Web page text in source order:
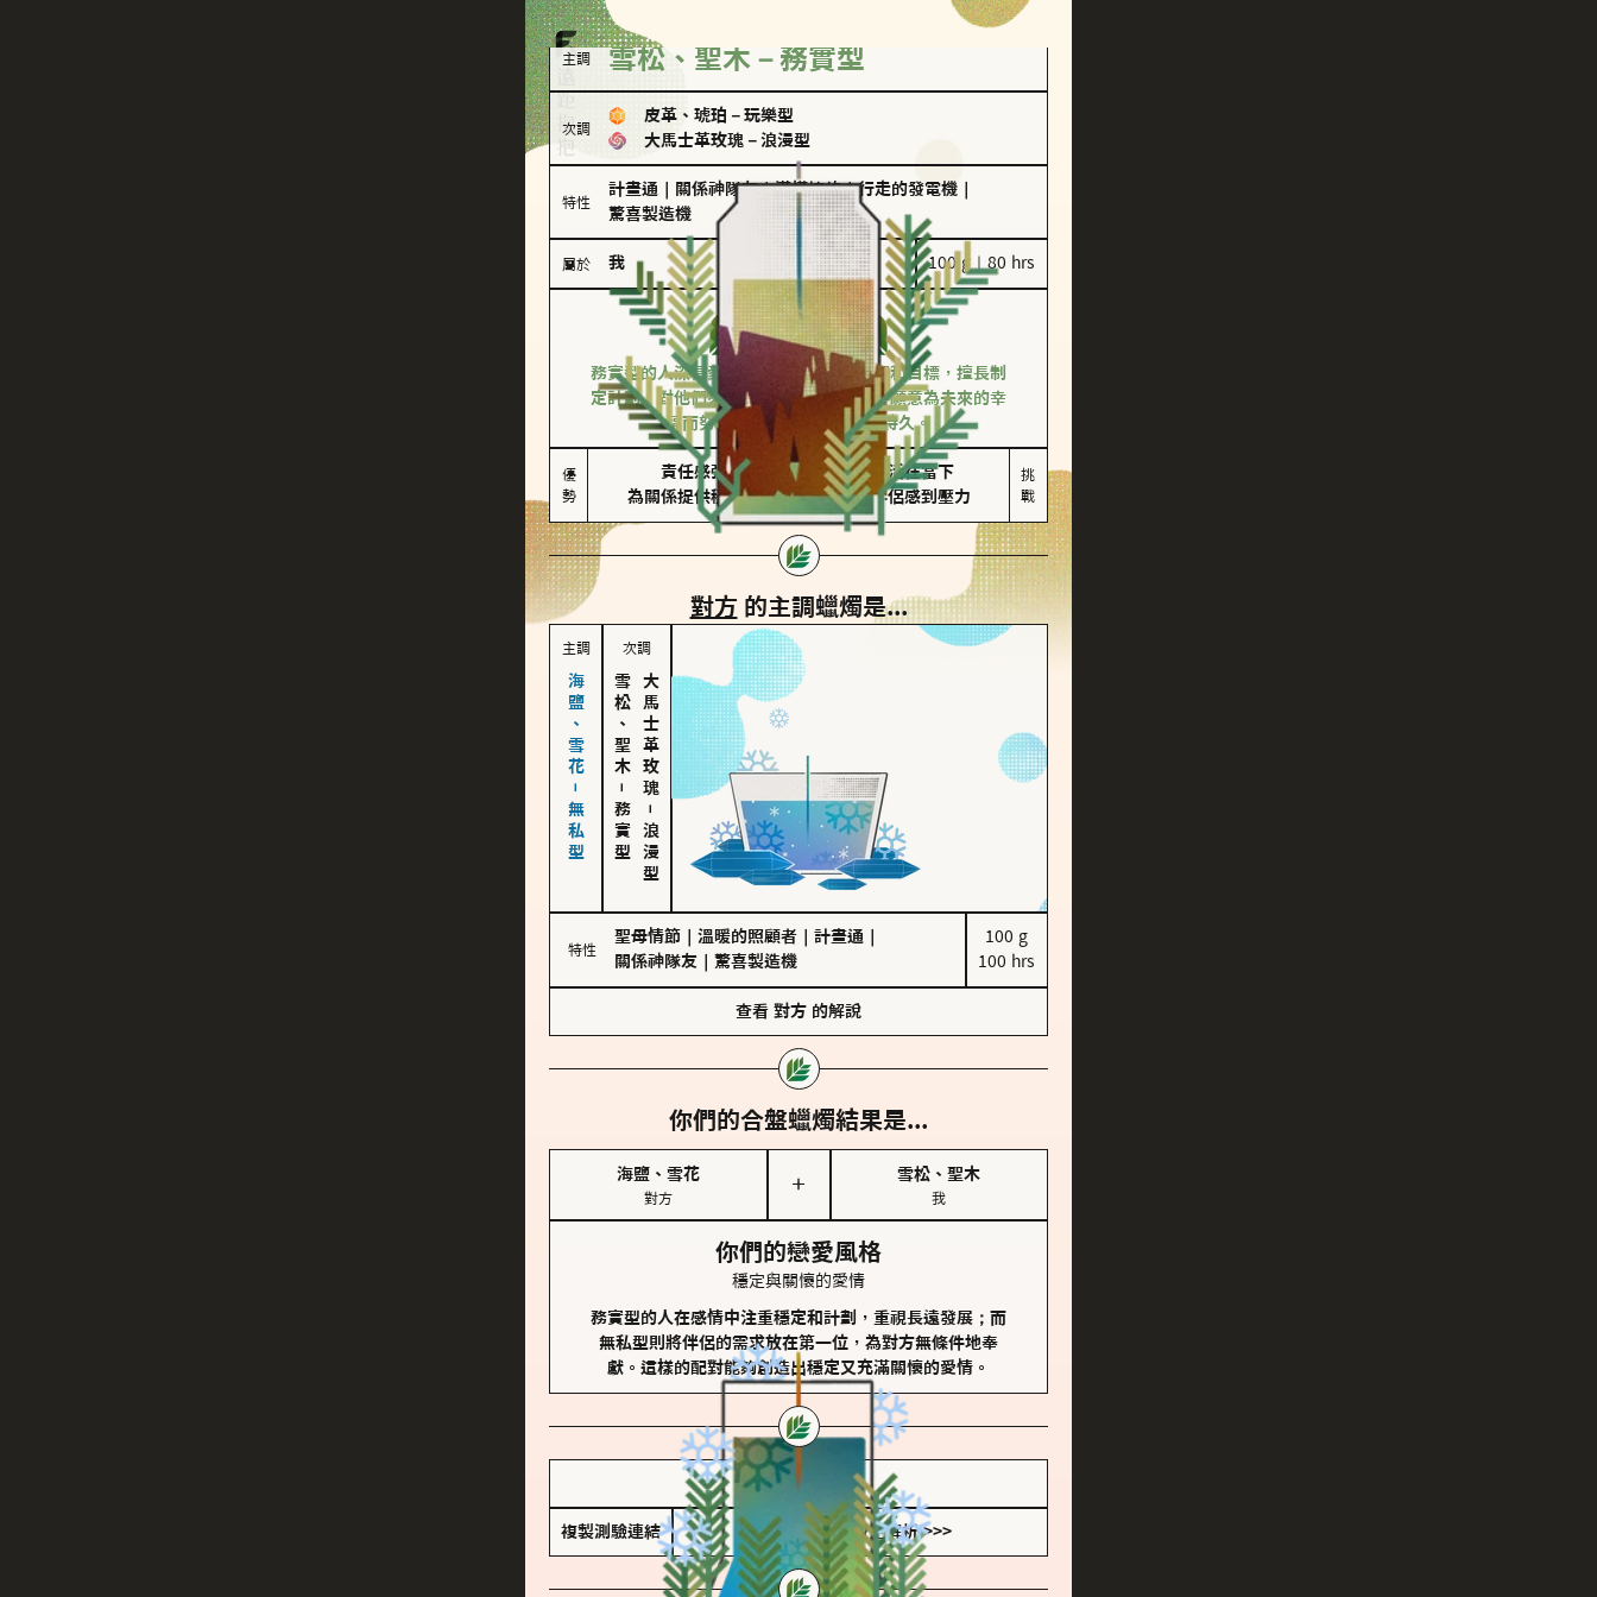
主調 雪松、聖木－務實型
次調
皮革、琥珀 － 玩樂型
大馬士革玫瑰 － 浪漫型
特性
計畫通 關係神隊友｜滿懂撩的｜行走的發電機
驚喜製造機
屬於 我 100 g｜80 hrs
務實型
雪松、聖木
務實型的人深信愛情立基於共同的價值觀和目標，擅長制
定計劃。對他們來說，感情穩定最重要，願意為未來的幸
福而努力，讓愛情變得踏實而持久。
優
勢
責任感強
為關係提供穩定度
較難活在當下
易讓伴侶感到壓力
挑
戰
對方 的主調蠟燭是...
主調
海鹽、雪花－無私型
次調
雪松、聖木
－
務實型
大馬士革玫瑰
－
浪漫型
特性
聖母情節 溫暖的照顧者 計畫通
關係神隊友
驚喜製造機
100 g
100 hrs
查看 對方 的解說
你們的合盤蠟燭結果是...
海鹽、雪花
對方
＋
雪松、聖木
我
你們的戀愛風格
穩定與關懷的愛情
務實型的人在感情中注重穩定和計劃，重視長遠發展；而
無私型則將伴侶的需求放在第一位，為對方無條件地奉
獻。這樣的配對能夠創造出穩定又充滿關懷的愛情。
儲存我的結果圖
複製測驗連結 查看香氛類型全解析 >>>